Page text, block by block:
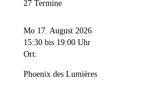
27 Termine
Mo 17. August 2026
15:30 bis 19:00 Uhr
Ort:
Phoenix des Lumières